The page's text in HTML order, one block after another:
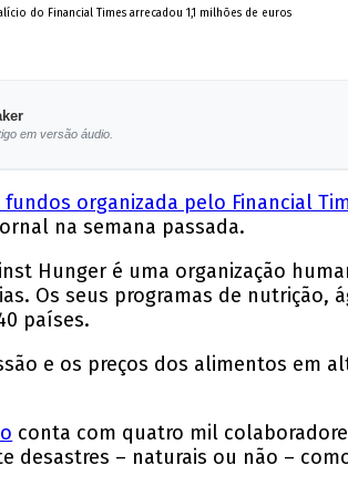
em versão áudio.
organizada pelo Financial
na semana passada.
Hunger é uma organização
Os seus programas de nutrição,
países.
e os preços dos alimentos em
conta com quatro mil
desastres – naturais ou não –